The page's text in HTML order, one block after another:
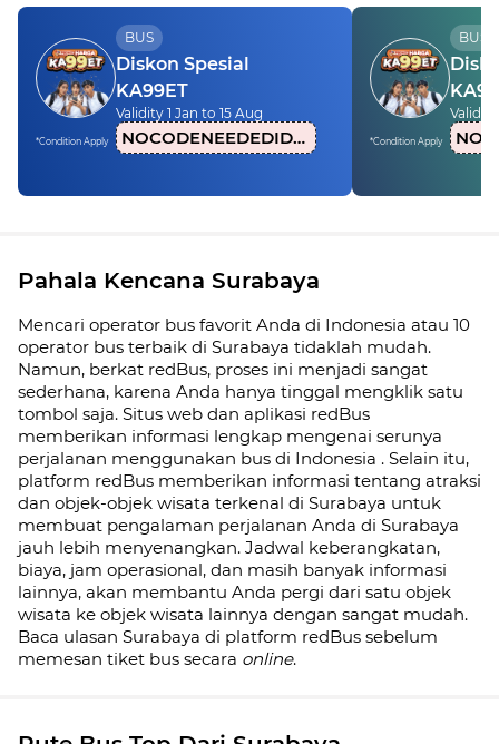
*Condition Apply
BUS
Diskon Spesial
KA99ET
Validity 1 Jan to 15 Aug
NOCODENEEDEDIDN1 *Condition Apply
BUS
Validity
Pahala Kencana Surabaya
Mencari operator bus favorit Anda di Indonesia atau 10
operator bus terbaik di Surabaya tidaklah mudah.
Namun, berkat redBus, proses ini menjadi sangat
sederhana, karena Anda hanya tinggal mengklik satu
tombol saja. Situs web dan aplikasi redBus
memberikan informasi lengkap mengenai serunya
perjalanan menggunakan bus di Indonesia . Selain itu,
platform redBus memberikan informasi tentang atraksi
dan objek-objek wisata terkenal di Surabaya untuk
membuat pengalaman perjalanan Anda di Surabaya
jauh lebih menyenangkan. Jadwal keberangkatan,
biaya, jam operasional, dan masih banyak informasi
lainnya, akan membantu Anda pergi dari satu objek
wisata ke objek wisata lainnya dengan sangat mudah.
Baca ulasan Surabaya di platform redBus sebelum
memesan tiket bus secara online.